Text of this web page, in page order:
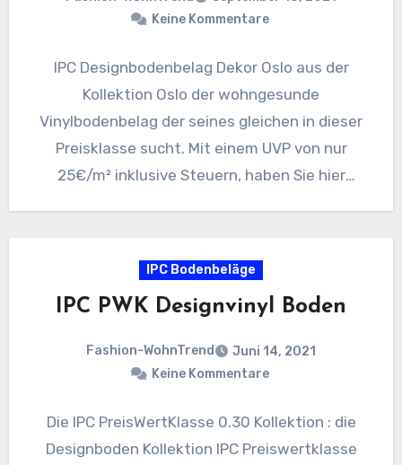
Keine Kommentare
IPC Designbodenbelag Dekor Oslo aus der
Kollektion Oslo der wohngesunde
Vinylbodenbelag der seines gleichen in dieser
Preisklasse sucht. Mit einem UVP von nur
25€/m² inklusive Steuern, haben Sie hier
IPC Bodenbeläge
IPC PWK Designvinyl Boden
Fashion-WohnTrend
Juni 14, 2021
Keine Kommentare
Die IPC PreisWertKlasse 0.30 Kollektion : die
Designboden Kollektion IPC Preiswertklasse